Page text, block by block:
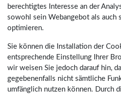
berechtigtes Interesse an der
sowohl sein Webangebot als auch
optimieren.
Sie können die Installation der
entsprechende Einstellung Ihrer
wir weisen Sie jedoch darauf hin,
gegebenenfalls nicht sämtliche
umfänglich nutzen können. Durch